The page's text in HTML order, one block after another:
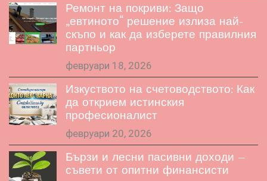
Ремонт на покриви: Защо
„евтиното“ решение излиза най-
скъпо и как да изберете правилния
партньор
февруари 18, 2026
Изкуството на счетоводството: Как
да открием истинския
професионалист
февруари 20, 2026
Бързи и лесни пасивни доходи –
съвети от опитни финансисти